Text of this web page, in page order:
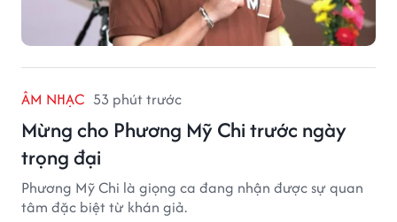
ÂM NHẠC 53 phút trước
Mừng cho Phương Mỹ Chi trước ngày
trọng đại
Phương Mỹ Chi là giọng ca đang nhận được sự quan
tâm đặc biệt từ khán giả.